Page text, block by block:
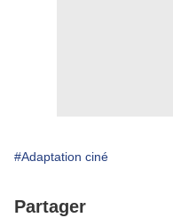
#Adaptation ciné
Partager